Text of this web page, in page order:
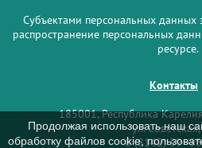
Субъектами персональных
распространение персональных
ресурсе.
Контакты
185001, Республика
ул.
8 (8142)
Продолжая использовать наш
обработку файлов cookie,